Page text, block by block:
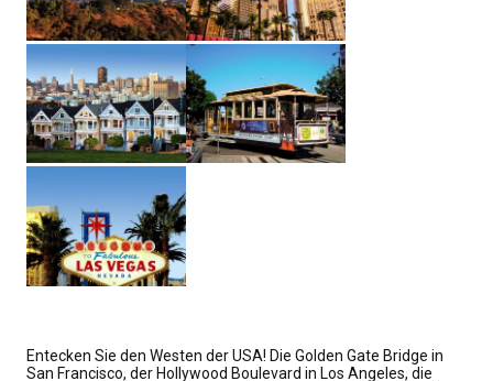
Entecken Sie den Westen der USA! Die Golden Gate Bridge in
San Francisco, der Hollywood Boulevard in Los Angeles, die